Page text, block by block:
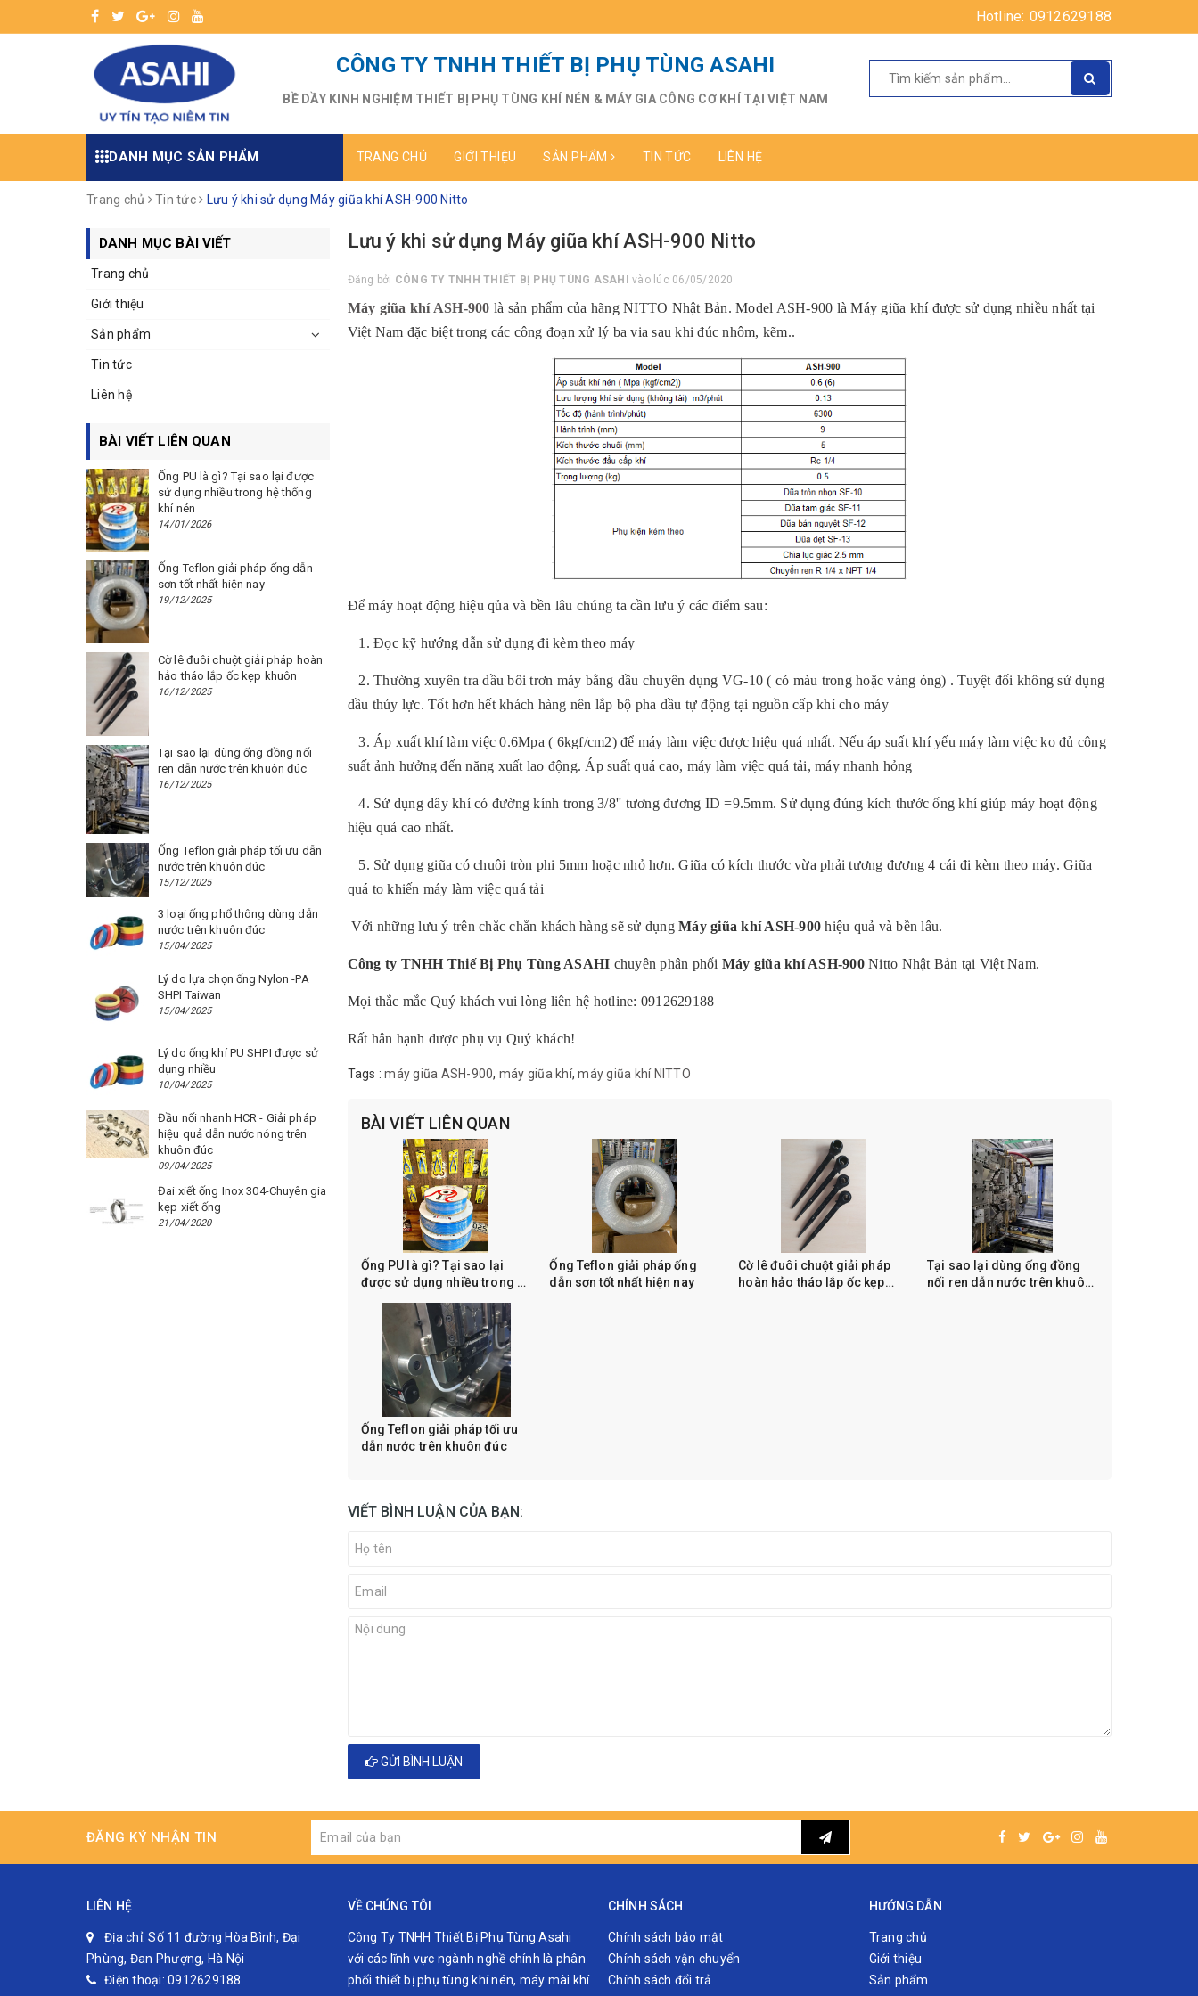
Hotline: 0912629188
CÔNG TY TNHH THIẾT BỊ PHỤ TÙNG ASAHI
BỀ DẦY KINH NGHIỆM THIẾT BỊ PHỤ TÙNG KHÍ NÉN & MÁY GIA CÔNG CƠ KHÍ TẠI VIỆT NAM
DANH MỤC SẢN PHẨM TRANG CHỦ GIỚI THIỆU SẢN PHẨM TIN TỨC LIÊN HỆ
Trang chủ Tin tức Lưu ý khi sử dụng Máy giũa khí ASH-900 Nitto
Lưu ý khi sử dụng Máy giũa khí ASH-900 Nitto
Đăng bởi CÔNG TY TNHH THIẾT BỊ PHỤ TÙNG ASAHI vào lúc 06/05/2020
Máy giũa khí ASH-900 là sản phẩm của hãng NITTO Nhật Bản. Model ASH-900 là Máy giũa khí được sử dụng nhiều nhất tại
Việt Nam đặc biệt trong các công đoạn xử lý ba via sau khi đúc nhôm, kẽm..
Để máy hoạt động hiệu qủa và bền lâu chúng ta cần lưu ý các điểm sau:
1. Đọc kỹ hướng dẫn sử dụng đi kèm theo máy
2. Thường xuyên tra dầu bôi trơn máy bằng dầu chuyên dụng VG-10 ( có màu trong hoặc vàng óng) . Tuyệt đối không sử dụng
dầu thủy lực. Tốt hơn hết khách hàng nên lắp bộ pha dầu tự động tại nguồn cấp khí cho máy
3. Áp xuất khí làm việc 0.6Mpa ( 6kgf/cm2) để máy làm việc được hiệu quá nhất. Nếu áp suất khí yếu máy làm việc ko đủ công
suất ảnh hưởng đến năng xuất lao động. Áp suất quá cao, máy làm việc quá tải, máy nhanh hỏng
4. Sử dụng dây khí có đường kính trong 3/8'' tương đương ID =9.5mm. Sử dụng đúng kích thước ống khí giúp máy hoạt động
hiệu quả cao nhất.
5. Sử dụng giũa có chuôi tròn phi 5mm hoặc nhỏ hơn. Giũa có kích thước vừa phải tương đương 4 cái đi kèm theo máy. Giũa
quá to khiến máy làm việc quá tải
Với những lưu ý trên chắc chắn khách hàng sẽ sử dụng Máy giũa khí ASH-900 hiệu quả và bền lâu.
Công ty TNHH Thiế Bị Phụ Tùng ASAHI chuyên phân phối Máy giũa khí ASH-900 Nitto Nhật Bản tại Việt Nam.
Mọi thắc mắc Quý khách vui lòng liên hệ hotline: 0912629188
Rất hân hạnh được phụ vụ Quý khách!
Tags :máy giũa ASH-900, máy giũa khí,máy giũa khí NITTO
BÀI VIẾT LIÊN QUAN
Ống PU là gì? Tại sao lại
được sử dụng nhiều trong hệ
Ống Teflon giải pháp ống
dẫn sơn tốt nhất hiện nay
Cờ lê đuôi chuột giải pháp
hoàn hảo tháo lắp ốc kẹp
Tại sao lại dùng ống đồng
nối ren dẫn nước trên khuôn
Ống Teflon giải pháp tối ưu
dẫn nước trên khuôn đúc
VIẾT BÌNH LUẬN CỦA BẠN:
GỬI BÌNH LUẬN
DANH MỤC BÀI VIẾT
Trang chủ
Giới thiệu
Sản phẩm
Tin tức
Liên hệ
BÀI VIẾT LIÊN QUAN
Ống PU là gì? Tại sao lại được
sử dụng nhiều trong hệ thống
khí nén
14/01/2026
Ống Teflon giải pháp ống dẫn
sơn tốt nhất hiện nay
19/12/2025
Cờ lê đuôi chuột giải pháp hoàn
hảo tháo lắp ốc kẹp khuôn
16/12/2025
Tại sao lại dùng ống đồng nối
ren dẫn nước trên khuôn đúc
16/12/2025
Ống Teflon giải pháp tối ưu dẫn
nước trên khuôn đúc
15/12/2025
3 loại ống phổ thông dùng dẫn
nước trên khuôn đúc
15/04/2025
Lý do lựa chọn ống Nylon -PA
SHPI Taiwan
15/04/2025
Lý do ống khí PU SHPI được sử
dụng nhiều
10/04/2025
Đầu nối nhanh HCR - Giải pháp
hiệu quả dẫn nước nóng trên
khuôn đúc
09/04/2025
Đai xiết ống Inox 304-Chuyên gia
kẹp xiết ống
21/04/2020
ĐĂNG KÝ NHẬN TIN
LIÊN HỆ
Địa chỉ: Số 11 đường Hòa Bình, Đại
Phùng, Đan Phượng, Hà Nội
Điện thoại: 0912629188
VỀ CHÚNG TÔI
Công Ty TNHH Thiết Bị Phụ Tùng Asahi
với các lĩnh vực ngành nghề chính là phân
phối thiết bị phụ tùng khí nén, máy mài khí
CHÍNH SÁCH
Chính sách bảo mật
Chính sách vận chuyển
Chính sách đổi trả
HƯỚNG DẪN
Trang chủ
Giới thiệu
Sản phẩm